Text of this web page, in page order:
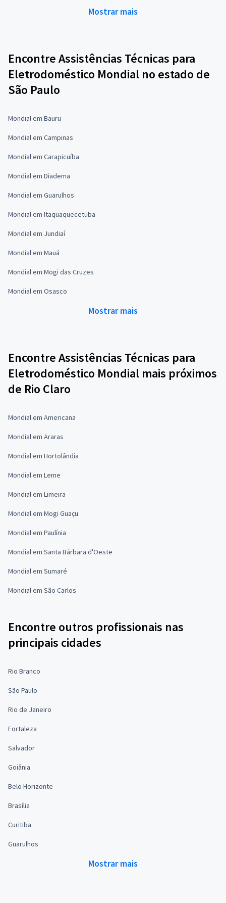
Mostrar mais
Encontre Assistências Técnicas para
Eletrodoméstico Mondial no estado de
São Paulo
Mondial em Bauru
Mondial em Campinas
Mondial em Carapicuíba
Mondial em Diadema
Mondial em Guarulhos
Mondial em Itaquaquecetuba
Mondial em Jundiaí
Mondial em Mauá
Mondial em Mogi das Cruzes
Mondial em Osasco
Mostrar mais
Encontre Assistências Técnicas para
Eletrodoméstico Mondial mais próximos
de Rio Claro
Mondial em Americana
Mondial em Araras
Mondial em Hortolândia
Mondial em Leme
Mondial em Limeira
Mondial em Mogi Guaçu
Mondial em Paulínia
Mondial em Santa Bárbara d'Oeste
Mondial em Sumaré
Mondial em São Carlos
Encontre outros profissionais nas
principais cidades
Rio Branco
São Paulo
Rio de Janeiro
Fortaleza
Salvador
Goiânia
Belo Horizonte
Brasília
Curitiba
Guarulhos
Mostrar mais